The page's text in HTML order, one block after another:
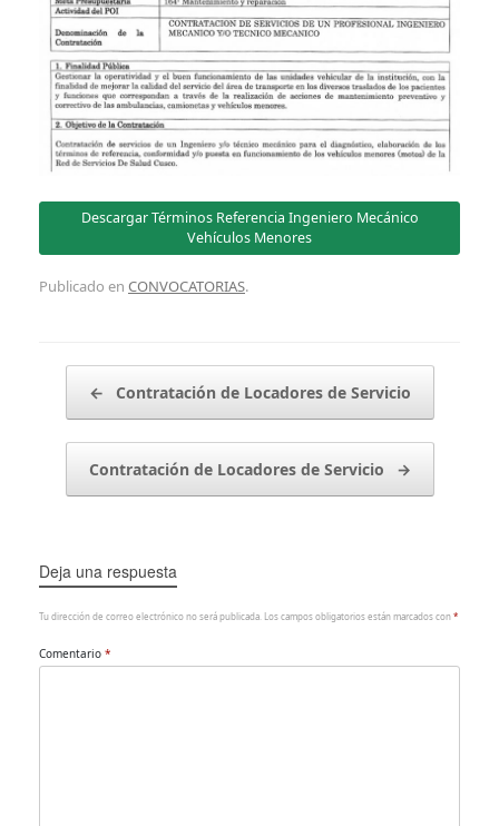
Descargar Términos Referencia Ingeniero Mecánico
Vehículos Menores
Publicado en CONVOCATORIAS.
Navegador de artículos
← Contratación de Locadores de Servicio
Contratación de Locadores de Servicio →
Deja una respuesta
Tu dirección de correo electrónico no será publicada. Los campos obligatorios están marcados con*
Comentario *